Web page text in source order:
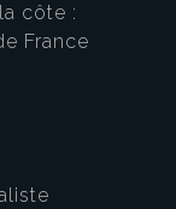
côte :
France